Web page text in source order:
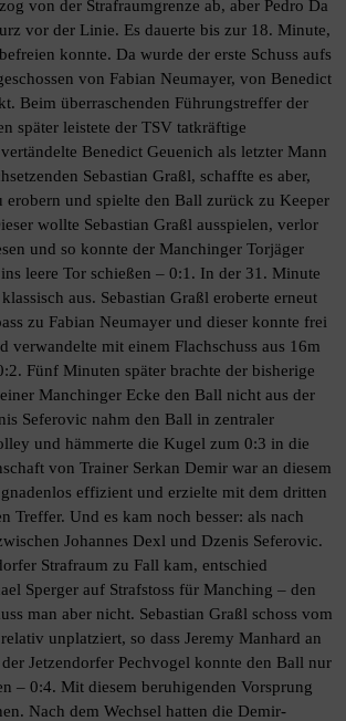
von der Strafraumgrenze ab, aber Pedro Da
vor der Linie. Es dauerte bis zur 18. Minute,
konnte. Da wurde der erste Schuss aufs
von Fabian Neumayer, von Benedict
Beim überraschenden Führungstreffer der
später leistete der TSV tatkräftige
Benedict Geuenich als letzter Mann
Sebastian Graßl, schaffte es aber,
erobern und spielte den Ball zurück zu Keeper
wollte Sebastian Graßl ausspielen, verlor
und so konnte der Manchinger Torjäger
leere Tor schießen – 0:1. In der 31. Minute
aus. Sebastian Graßl eroberte erneut
zu Fabian Neumayer und dieser konnte frei
verwandelte mit einem Flachschuss aus 16m
Fünf Minuten später brachte der bisherige
Manchinger Ecke den Ball nicht aus der
Seferovic nahm den Ball in zentraler
und hämmerte die Kugel zum 0:3 in die
von Trainer Serkan Demir war an diesem
effizient und erzielte mit dem dritten
Treffer. Und es kam noch besser: als nach
Johannes Dexl und Dzenis Seferovic.
Strafraum zu Fall kam, entschied
Sperger auf Strafstoss für Manching – den
man aber nicht. Sebastian Graßl schoss vom
unplatziert, so dass Jeremy Manhard an
Jetzendorfer Pechvogel konnte den Ball nur
– 0:4. Mit diesem beruhigenden Vorsprung
Nach dem Wechsel hatten die Demir-